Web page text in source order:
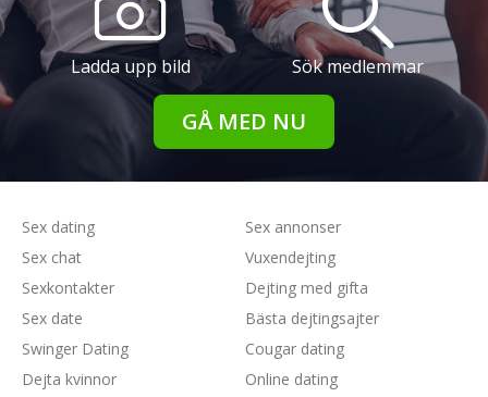
Ladda upp bild Sök medlemmar
GÅ MED NU
Sex dating
Sex chat
Sexkontakter
Sex date
Swinger Dating
Sex annonser
Vuxendejting
Dejting med gifta
Bästa dejtingsajter
Cougar dating
Dejta kvinnor
Online dating